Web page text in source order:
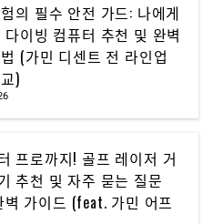
의 필수 안전 가드: 나에게
다이빙 컴퓨터 추천 및 완벽
(가민 디센트 전 라인업
)
프로까지! 골프 레이저 거
추천 및 자주 묻는 질문
벽 가이드 (feat. 가민 어프